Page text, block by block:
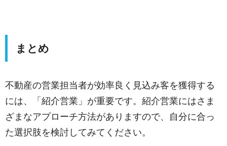
まとめ
不動産の営業担当者が効率良く見込み客を獲得する
には、「紹介営業」が重要です。紹介営業にはさま
ざまなアプローチ方法がありますので、自分に合っ
た選択肢を検討してみてください。